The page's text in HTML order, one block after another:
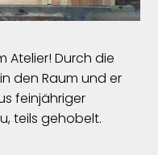
Atelier! Durch die
den Raum und er
feinjähriger
teils gehobelt.